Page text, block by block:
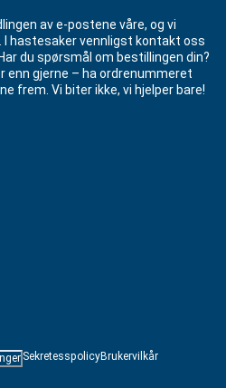
av e-postene våre, og vi
I hastesaker vennligst kontakt oss
du spørsmål om bestillingen din?
enn gjerne – ha ordrenummeret
frem. Vi biter ikke, vi hjelper bare!
SekretesspolicyBrukervilkår